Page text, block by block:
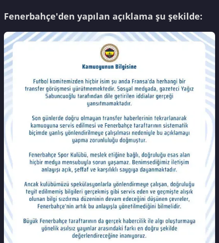
Fenerbahçe'den yapılan açıklama şu şekilde: